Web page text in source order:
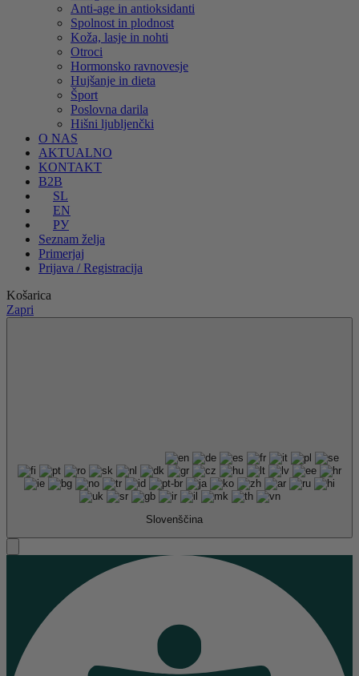
Anti-age in antioksidanti
Spolnost in plodnost
Koža, lasje in nohti
Otroci
Hormonsko ravnovesje
Hujšanje in dieta
Šport
Poslovna darila
Hišni ljubljenčki
O NAS
AKTUALNO
KONTAKT
B2B
SL
EN
РУ
Seznam želja
Primerjaj
Prijava / Registracija
Košarica
Zapri
Slovenščina